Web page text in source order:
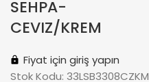
SEHPA-
CEVIZ/KREM
Fiyat için giriş yapın
Stok Kodu: 33LSB3308CZKM